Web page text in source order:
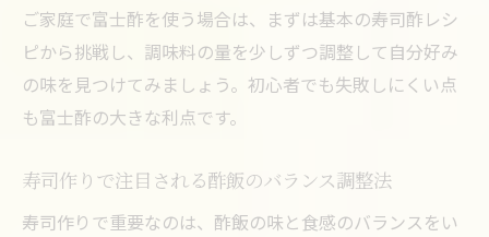
ご家庭で富士酢を使う場合は、まずは基本の寿司酢レシ
ピから挑戦し、調味料の量を少しずつ調整して自分好み
の味を見つけてみましょう。初心者でも失敗しにくい点
も富士酢の大きな利点です。
寿司作りで注目される酢飯のバランス調整法
寿司作りで重要なのは、酢飯の味と食感のバランスをい